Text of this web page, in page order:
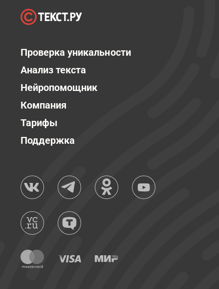
Проверка уникальности
Анализ текста
Нейропомощник
Компания
Тарифы
Поддержка